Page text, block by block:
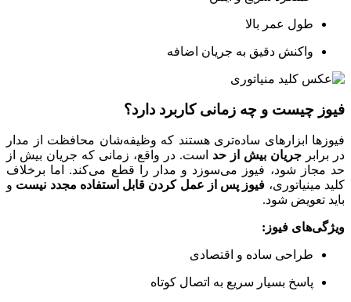
طول عمر بالا
واکنش دقیق به جریان اضافه
فیوز چیست و چه زمانی کاربرد دارد؟
فیوزها ابزارهای ساده‌تری هستند که وظیفه‌شان محافظت از مدار
در برابر جریان بیش از حد است. در واقع، زمانی که جریان بیش از
حد مجاز شود، فیوز می‌سوزد و مدار را قطع می‌کند. اما برخلاف
کلید مینیاتوری، فیوز پس از عمل کردن قابل استفاده مجدد نیست و
باید تعویض شود.
ویژگی‌های فیوز:
طراحی ساده و اقتصادی
پاسخ بسیار سریع به اتصال کوتاه